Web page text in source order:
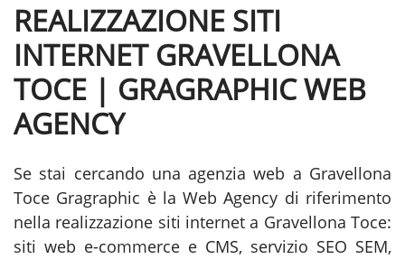
REALIZZAZIONE SITI
INTERNET GRAVELLONA
TOCE | GRAGRAPHIC WEB
AGENCY
Se stai cercando una agenzia web a Gravellona
Toce Gragraphic è la Web Agency di riferimento
nella realizzazione siti internet a Gravellona Toce:
siti web e-commerce e CMS, servizio SEO SEM,